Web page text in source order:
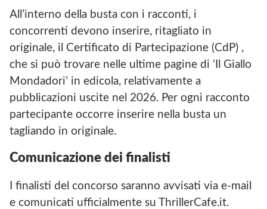
All’interno della busta con i racconti, i
concorrenti devono inserire, ritagliato in
originale, il Certificato di Partecipazione (CdP) ,
che si può trovare nelle ultime pagine di ‘Il Giallo
Mondadori’ in edicola, relativamente a
pubblicazioni uscite nel 2026. Per ogni racconto
partecipante occorre inserire nella busta un
tagliando in originale.
Comunicazione dei finalisti
I finalisti del concorso saranno avvisati via e-mail
e comunicati ufficialmente su ThrillerCafe.it.